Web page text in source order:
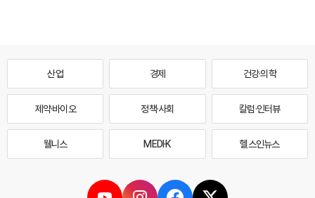
산업 경제 건강·의학
제약·바이오 정책·사회 칼럼·인터뷰
웰니스 MEDI·K 헬스인뉴스